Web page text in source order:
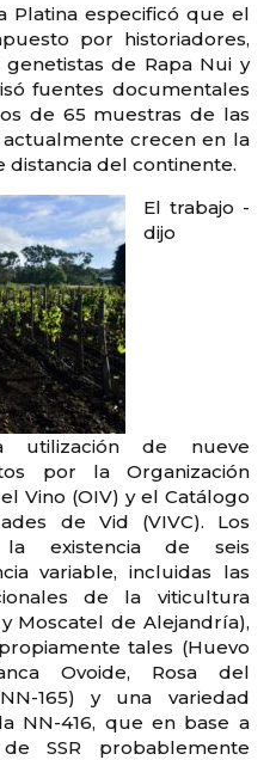
Platina especificó que el
por historiadores,
de Rapa Nui y
fuentes documentales
de 65 muestras de las
crecen en la
distancia del continente.
El trabajo -
dijo
utilización de nueve
por la Organización
Vino (OIV) y el Catálogo
de Vid (VIVC). Los
la existencia de seis
variable, incluidas las
de la viticultura
Moscatel de Alejandría),
tales (Huevo
Ovoide, Rosa del
165) y una variedad
NN-416, que en base a
SSR probablemente